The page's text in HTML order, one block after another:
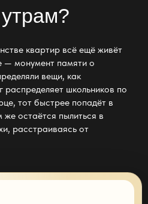
квартир всё ещё живёт
— монумент памяти о
вещи, как
распределяет школьников по
тот быстрее попадёт в
остаётся пылиться в
расстраиваясь от